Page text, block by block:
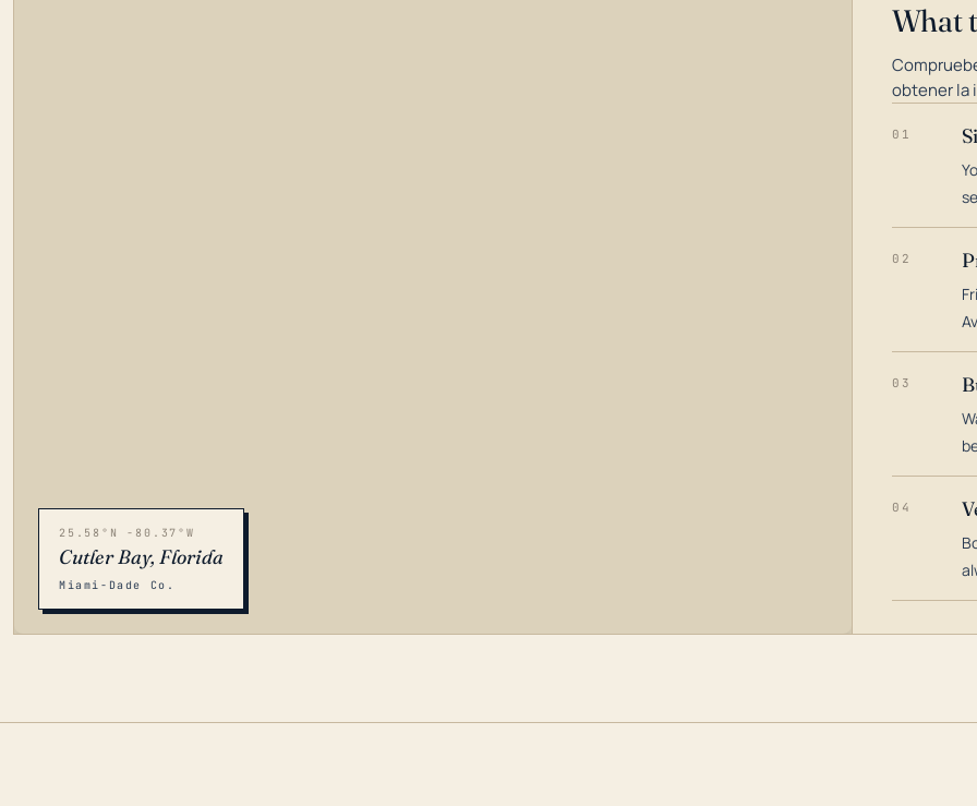
25.58°N -80.37°W
Cutler Bay, Florida
Miami-Dade Co.
What
obtener la
01
02
03
04